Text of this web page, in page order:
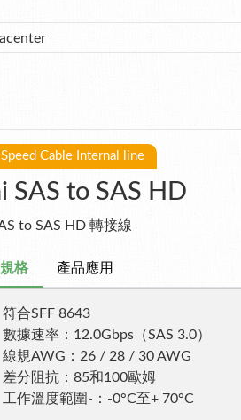
Cable Internal line
SAS to SAS HD
to SAS HD 轉接線
格 產品應用
符合SFF 8643
數據速率：12.0Gbps（SAS 3.0）
線規AWG：26 / 28 / 30 AWG
差分阻抗：85和100歐姆
工作溫度範圍-：-0°C至+ 70°C